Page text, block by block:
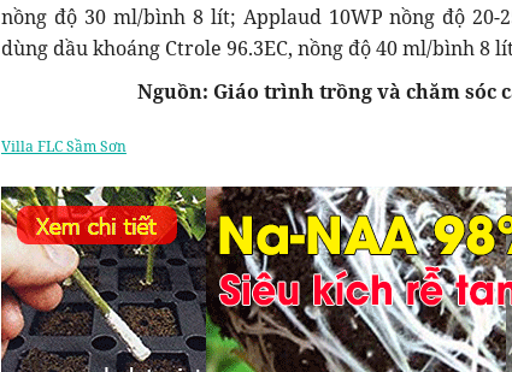
nồng độ 30 ml/bình 8 lít; Applaud 10WP nồng độ
dùng dầu khoáng Ctrole 96.3EC, nồng độ 40 ml/bình 8
Nguồn: Giáo trình trồng và chăm sóc
Villa FLC Sầm Sơn